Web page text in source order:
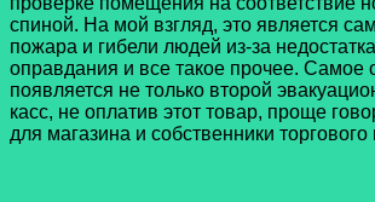
спиной. На мой взгляд, это является
пожара и гибели людей из-за
оправдания и все такое прочее. Самое
появляется не только второй
касс, не оплатив этот товар, проще
для магазина и собственники